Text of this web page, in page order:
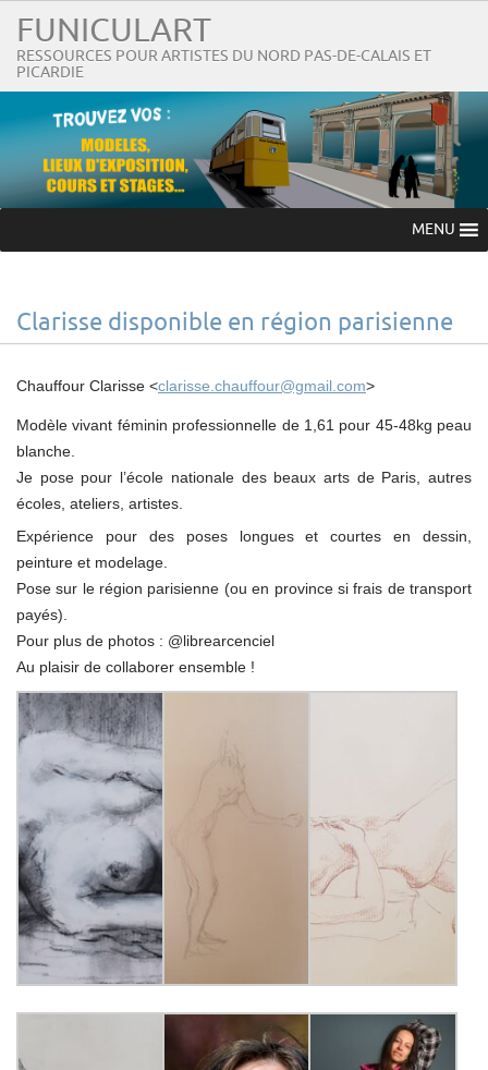
FUNICULART
RESSOURCES POUR ARTISTES DU NORD PAS-DE-CALAIS ET
PICARDIE
MENU
Clarisse disponible en région parisienne
Chauffour Clarisse <clarisse.chauffour@gmail.com>
Modèle vivant féminin professionnelle de 1,61 pour 45-48kg peau
blanche.
Je pose pour l’école nationale des beaux arts de Paris, autres
écoles, ateliers, artistes.
Expérience pour des poses longues et courtes en dessin,
peinture et modelage.
Pose sur le région parisienne (ou en province si frais de transport
payés).
Pour plus de photos : @librearcenciel
Au plaisir de collaborer ensemble !